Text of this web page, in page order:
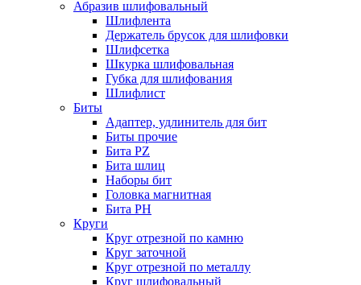
Абразив шлифовальный
Шлифлента
Держатель брусок для шлифовки
Шлифсетка
Шкурка шлифовальная
Губка для шлифования
Шлифлист
Биты
Адаптер, удлинитель для бит
Биты прочие
Бита PZ
Бита шлиц
Наборы бит
Головка магнитная
Бита PH
Круги
Круг отрезной по камню
Круг заточной
Круг отрезной по металлу
Круг шлифовальный